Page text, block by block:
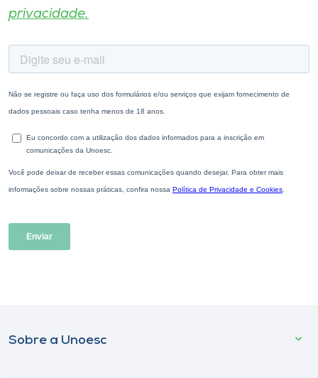
privacidade.
Sobre a Unoesc